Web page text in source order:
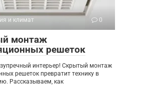
и климат 0
монтаж
решеток
интерьер! Скрытый монтаж
решеток превратит технику в
Рассказываем, как